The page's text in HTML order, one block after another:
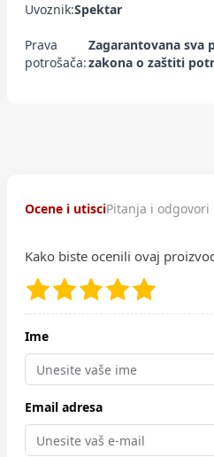
Uvoznik:Spektar
Prava
potrošača:
Zagarantovana sva
zakona o zaštiti
Ocene i utisciPitanja i odgovori
Kako biste ocenili ovaj
Ime
Email adresa